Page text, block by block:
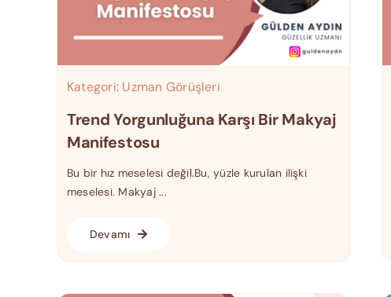
Kategori: Uzman Görüşleri
Trend Yorgunluğuna Karşı Bir Makyaj
Manifestosu
Bu bir hız meselesi değil.Bu, yüzle kurulan ilişki
meselesi. Makyaj ...
Devamı